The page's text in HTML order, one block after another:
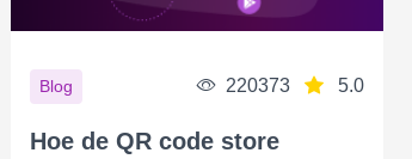
Blog 220373 5.0
Hoe de QR code store